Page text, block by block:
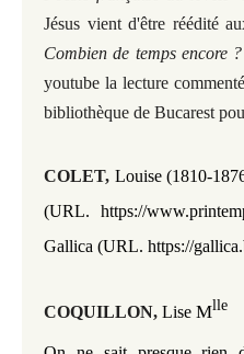
Jésus vient d'être réédité
Combien de temps encore
youtube la lecture
bibliothèque de Bucarest
COLET, Louise (1810-
(URL. https://
Gallica (URL. https://
COQUILLON, Lise Mlle